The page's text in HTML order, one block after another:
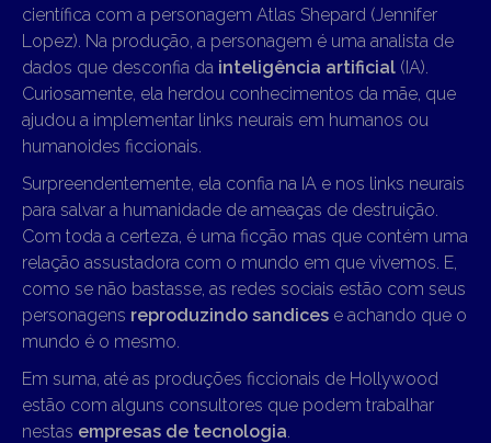
científica com a personagem Atlas Shepard (Jennifer
Lopez). Na produção, a personagem é uma analista de
dados que desconfia da inteligência artificial (IA).
Curiosamente, ela herdou conhecimentos da mãe, que
ajudou a implementar links neurais em humanos ou
humanoides ficcionais.
Surpreendentemente, ela confia na IA e nos links neurais
para salvar a humanidade de ameaças de destruição.
Com toda a certeza, é uma ficção mas que contém uma
relação assustadora com o mundo em que vivemos. E,
como se não bastasse, as redes sociais estão com seus
personagens reproduzindo sandices e achando que o
mundo é o mesmo.
Em suma, até as produções ficcionais de Hollywood
estão com alguns consultores que podem trabalhar
nestas empresas de tecnologia.